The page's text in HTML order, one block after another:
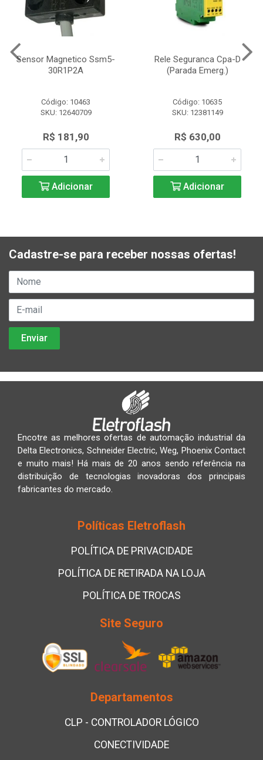
Sensor Magnetico Ssm5-
30R1P2A
Código: 10463
SKU: 12640709
R$ 181,90
Adicionar
Rele Seguranca Cpa-D
(Parada Emerg.)
Código: 10635
SKU: 12381149
R$ 630,00
Adicionar
Cadastre-se para receber nossas ofertas!
Encotre as melhores ofertas de automação industrial da
Delta Electronics, Schneider Electric, Weg, Phoenix Contact
e muito mais! Há mais de 20 anos sendo referência na
distribuição de tecnologias inovadoras dos principais
fabricantes do mercado.
Políticas Eletroflash
POLÍTICA DE PRIVACIDADE
POLÍTICA DE RETIRADA NA LOJA
POLÍTICA DE TROCAS
Site Seguro
Departamentos
CLP - CONTROLADOR LÓGICO
CONECTIVIDADE